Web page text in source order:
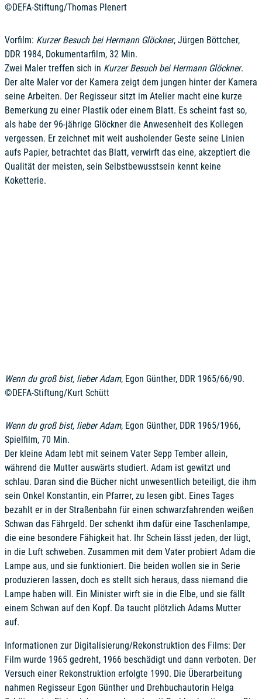
©DEFA-Stiftung/Thomas Plenert
Vorfilm: Kurzer Besuch bei Hermann Glöckner, Jürgen Böttcher,
DDR 1984, Dokumentarfilm, 32 Min.
Zwei Maler treffen sich in Kurzer Besuch bei Hermann Glöckner.
Der alte Maler vor der Kamera zeigt dem jungen hinter der Kamera
seine Arbeiten. Der Regisseur sitzt im Atelier macht eine kurze
Bemerkung zu einer Plastik oder einem Blatt. Es scheint fast so,
als habe der 96-jährige Glöckner die Anwesenheit des Kollegen
vergessen. Er zeichnet mit weit ausholender Geste seine Linien
aufs Papier, betrachtet das Blatt, verwirft das eine, akzeptiert die
Qualität der meisten, sein Selbstbewusstsein kennt keine
Koketterie.
Wenn du groß bist, lieber Adam, Egon Günther, DDR 1965/66/90.
©DEFA-Stiftung/Kurt Schütt
Wenn du groß bist, lieber Adam, Egon Günther, DDR 1965/1966,
Spielfilm, 70 Min.
Der kleine Adam lebt mit seinem Vater Sepp Tember allein,
während die Mutter auswärts studiert. Adam ist gewitzt und
schlau. Daran sind die Bücher nicht unwesentlich beteiligt, die ihm
sein Onkel Konstantin, ein Pfarrer, zu lesen gibt. Eines Tages
bezahlt er in der Straßenbahn für einen schwarzfahrenden weißen
Schwan das Fährgeld. Der schenkt ihm dafür eine Taschenlampe,
die eine besondere Fähigkeit hat. Ihr Schein lässt jeden, der lügt,
in die Luft schweben. Zusammen mit dem Vater probiert Adam die
Lampe aus, und sie funktioniert. Die beiden wollen sie in Serie
produzieren lassen, doch es stellt sich heraus, dass niemand die
Lampe haben will. Ein Minister wirft sie in die Elbe, und sie fällt
einem Schwan auf den Kopf. Da taucht plötzlich Adams Mutter
auf.
Informationen zur Digitalisierung/Rekonstruktion des Films: Der
Film wurde 1965 gedreht, 1966 beschädigt und dann verboten. Der
Versuch einer Rekonstruktion erfolgte 1990. Die Überarbeitung
nahmen Regisseur Egon Günther und Drehbuchautorin Helga